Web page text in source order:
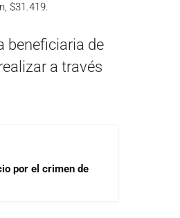
$31.419.
beneficiaria de
a través
por el crimen de